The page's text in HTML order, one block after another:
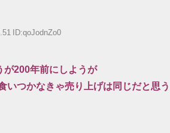
ID:qoJodnZo0
が200年前にしようが
いつかなきゃ売り上げは同じだと思う